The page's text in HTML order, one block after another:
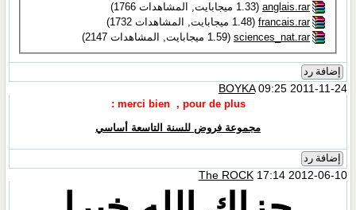
anglais.rar‏(1.33 ميجابايت, المشاهدات 1766)
francais.rar‏(1.48 ميجابايت, المشاهدات 1732)
sciences_nat.rar‏(1.59 ميجابايت, المشاهدات 2147)
إضافة رد
BOYKA09:25 2011-11-24
merci bien , pour de plus :
مجموعة فروض للسنة التاسعة أساسي
إضافة رد
The ROCK17:14 2012-06-10